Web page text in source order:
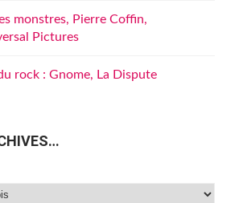
monstres, Pierre Coffin,
Pictures
rock : Gnome, La Dispute